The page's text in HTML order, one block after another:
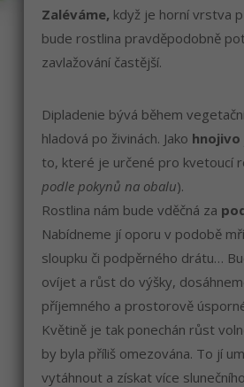
Zaléváme, když je horní vrstva
bude rostlina pravděpodobně
zavlažování častější.
Dipladenie bývá během
hladová po živinách. Jako hnojivo
to, které je určené pro kvetoucí
podle pokynů na obalu).
Rostlina nám bude vděčná za
Nabídneme jí oporu v podobě
sloupku či podpěrného drátu…
ovíjet a růst do výšky,
příjemného a prostorově
Květině je tak ponechán růst
by byla příliš omezována. To jí
vytáhnout a získat více